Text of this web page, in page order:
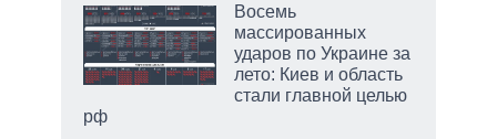
Восемь
массированных
ударов по Украине за
лето: Киев и область
стали главной целью
рф